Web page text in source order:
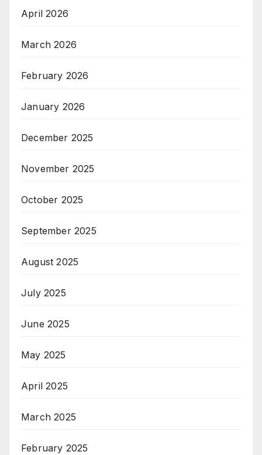
April 2026
March 2026
February 2026
January 2026
December 2025
November 2025
October 2025
September 2025
August 2025
July 2025
June 2025
May 2025
April 2025
March 2025
February 2025